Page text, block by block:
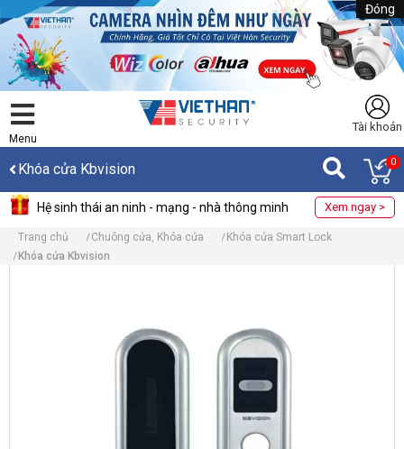
Đóng
Menu
Tài khoản
Khóa cửa Kbvision 0
Hệ sinh thái an ninh - mạng - nhà thông minh Xem ngay >
Trang chủ Chuông cửa, Khóa cửa
Khóa cửa Smart Lock
Khóa cửa Kbvision